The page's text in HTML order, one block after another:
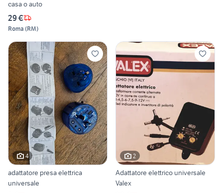
casa o auto
29 €
Roma (RM)
4
adattatore presa elettrica
universale
2
Adattatore elettrico universale
Valex